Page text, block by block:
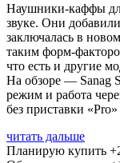
Наушники-каффы
звуке. Они
заключалась в
таким форм-
что есть и другие
На обзоре — Sanag
режим и работа
без приставки
читать дальше
Планирую купить